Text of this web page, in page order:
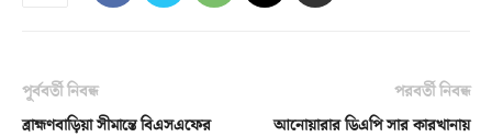
পূর্ববর্তী নিবন্ধ
ব্রাহ্মণবাড়িয়া সীমান্তে বিএসএফের
পরবর্তী নিবন্ধ
আনোয়ারার ডিএপি সার কারখানায়